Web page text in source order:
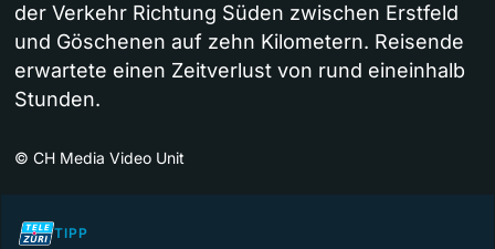
der Verkehr Richtung Süden zwischen Erstfeld
und Göschenen auf zehn Kilometern. Reisende
erwartete einen Zeitverlust von rund eineinhalb
Stunden.
© CH Media Video Unit
TIPP